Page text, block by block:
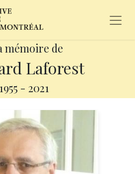
mémoire de
Laforest
1955 - 2021